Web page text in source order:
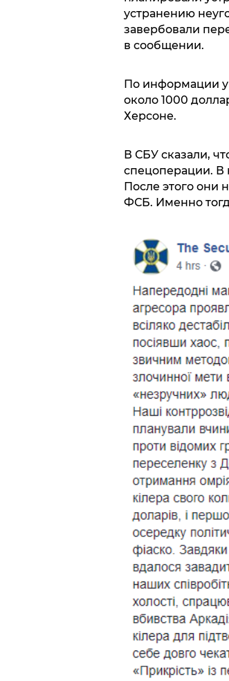
устранению
завербовали
в сообщении.
По информации
около 1000
Херсоне.
В СБУ сказали,
спецоперации. В
После этого они
ФСБ. Именно